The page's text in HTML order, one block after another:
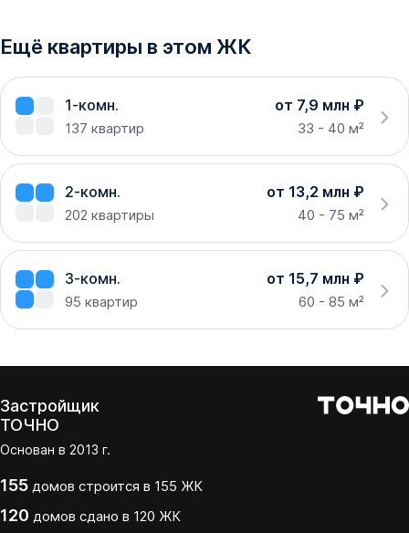
Ещё квартиры в этом ЖК
1-комн. от 7,9 млн ₽
137 квартир 33 - 40 м²
2-комн. от 13,2 млн ₽
202 квартиры 40 - 75 м²
3-комн. от 15,7 млн ₽
95 квартир 60 - 85 м²
Застройщик
ТОЧНО
Основан в 2013 г.
155 домов строится в 155 ЖК
120 домов сдано в 120 ЖК